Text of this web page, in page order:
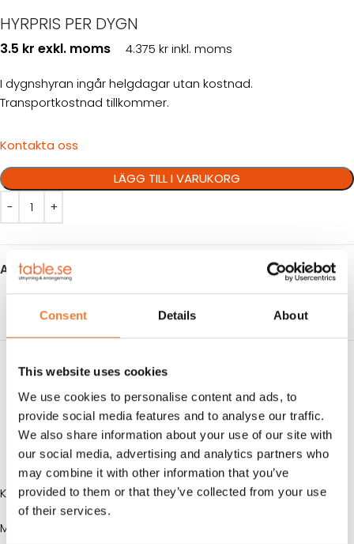
Consent Details About
This website uses cookies
We use cookies to personalise content and ads, to
provide social media features and to analyse our traffic.
We also share information about your use of our site with
our social media, advertising and analytics partners who
may combine it with other information that you’ve
provided to them or that they’ve collected from your use
of their services.
HYRPRIS PER DYGN
3.5 kr exkl. moms 4.375 kr inkl. moms
I dygnshyran ingår helgdagar utan kostnad.
Transportkostnad tillkommer.
Kontakta oss
LÄGG TILL I VARUKORG
Artikelnr:6681
BESKRIVNING
HYRESVILLKOR
KUNDTJÄNST
Kräftkniv/skaldjurskniv med rött plasthandtag.
MÅTT: L 16 cm